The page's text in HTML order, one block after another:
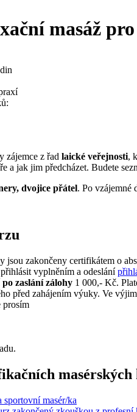
masáž
zájemce z řad laické veřejnosti,
a jak jim předcházet. Budete
dvojice přátel. Po vzájemné
jsou zakončeny certifikátem o
vyplněním a odeslání
po zaslání zálohy 1 000,- Kč.
před zahájením výuky. Ve
prosím
masérských
masér/ka